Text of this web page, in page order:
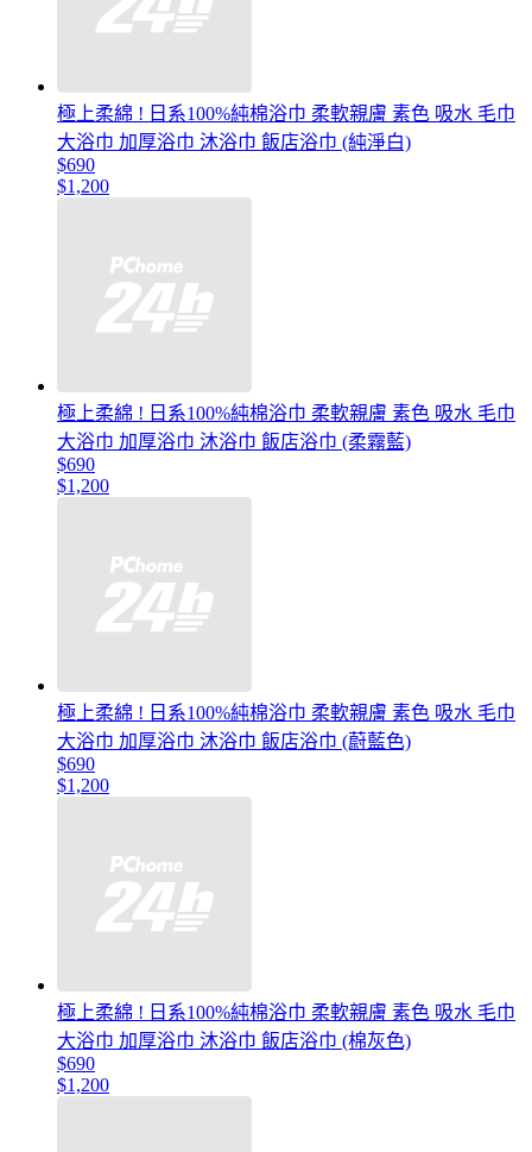
極上柔綿 ! 日系100%純棉浴巾 柔軟親膚 素色 吸水 毛巾
大浴巾 加厚浴巾 沐浴巾 飯店浴巾 (純淨白)
$690
$1,200
極上柔綿 ! 日系100%純棉浴巾 柔軟親膚 素色 吸水 毛巾
大浴巾 加厚浴巾 沐浴巾 飯店浴巾 (柔霧藍)
$690
$1,200
極上柔綿 ! 日系100%純棉浴巾 柔軟親膚 素色 吸水 毛巾
大浴巾 加厚浴巾 沐浴巾 飯店浴巾 (蔚藍色)
$690
$1,200
極上柔綿 ! 日系100%純棉浴巾 柔軟親膚 素色 吸水 毛巾
大浴巾 加厚浴巾 沐浴巾 飯店浴巾 (棉灰色)
$690
$1,200